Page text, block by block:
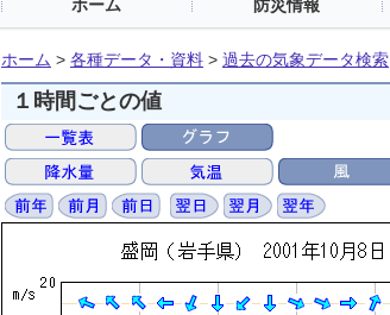
ホーム 防災情報
ホーム > 各種データ・資料 > 過去の気象データ検索
１時間ごとの値